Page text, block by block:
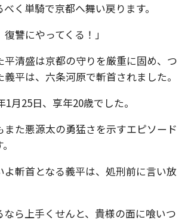
く単騎で京都へ舞い戻ります。
復讐にやってくる！」
平清盛は京都の守りを厳重に固め、つ
平は、六条河原で斬首されました。
月25日、享年20歳でした。
また悪源太の勇猛さを示すエピソード
よ斬首となる義平は、処刑前に言い放
なら上手くせんと、貴様の面に喰いつ